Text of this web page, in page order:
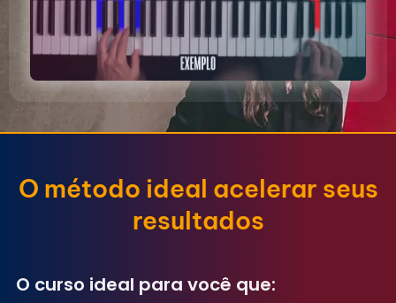
O método ideal acelerar seus
resultados
O curso ideal para você que: